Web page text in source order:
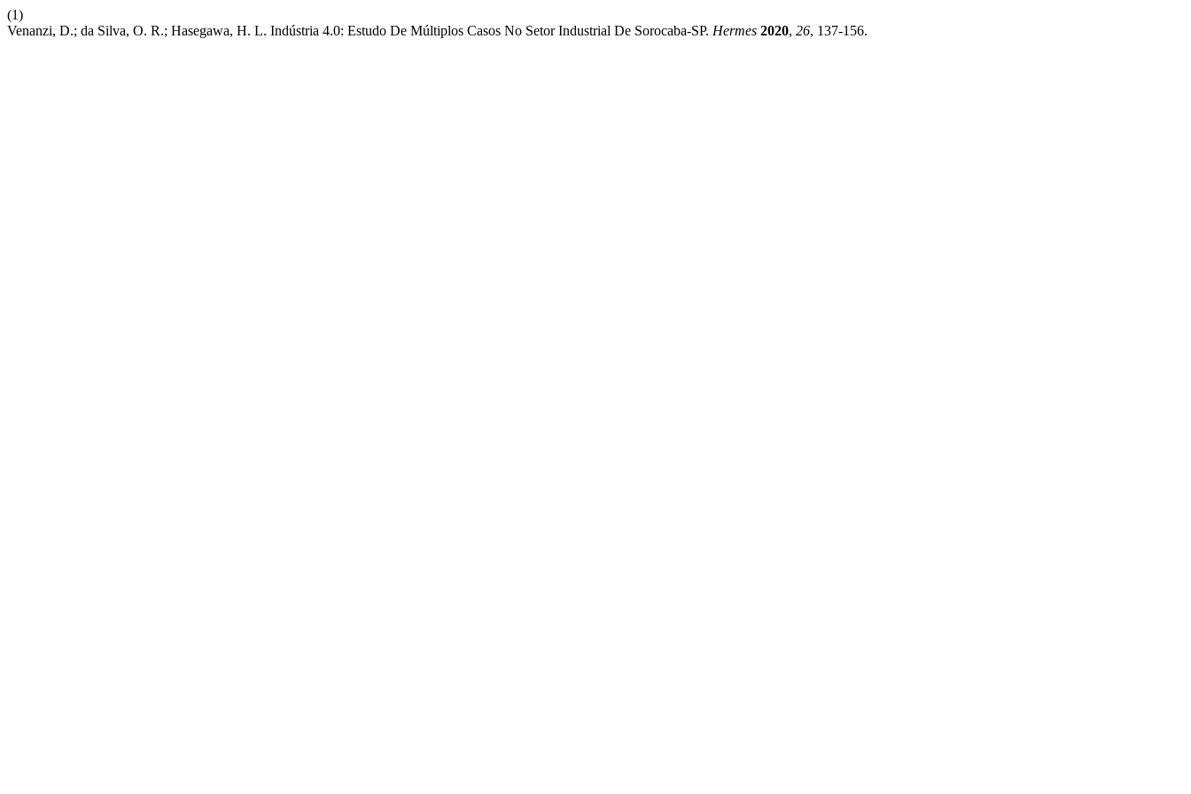
(1)
Venanzi, D.; da Silva, O. R.; Hasegawa, H. L. Indústria 4.0: Estudo De Múltiplos Casos No Setor Industrial De Sorocaba-SP. Hermes 2020, 26, 137-156.